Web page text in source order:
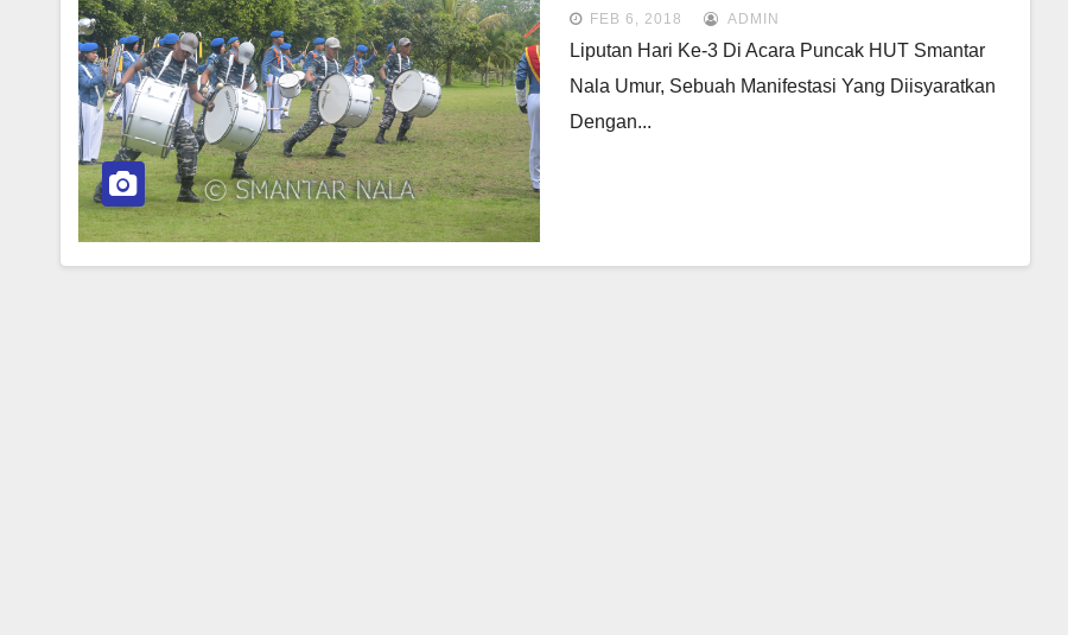
FEB 6, 2018 ADMIN
Liputan Hari Ke-3 Di Acara Puncak HUT Smantar
Nala Umur, Sebuah Manifestasi Yang Diisyaratkan
Dengan...